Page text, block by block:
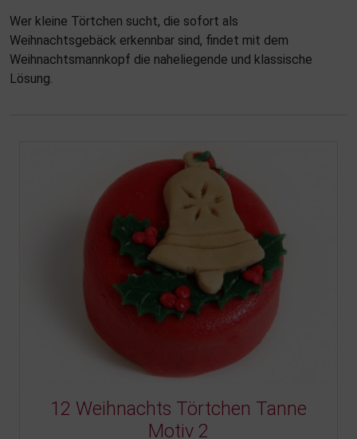
Wer kleine Törtchen sucht, die sofort als
Weihnachtsgebäck erkennbar sind, findet mit dem
Weihnachtsmannkopf die naheliegende und klassische
Lösung.
12 Weihnachts Törtchen Tanne
Motiv 2